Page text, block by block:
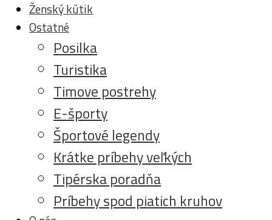
Ženský kútik
Ostatné
Posilka
Turistika
Timove postrehy
E-športy
Športové legendy
Krátke príbehy veľkých
Tipérska poradňa
Príbehy spod piatich kruhov